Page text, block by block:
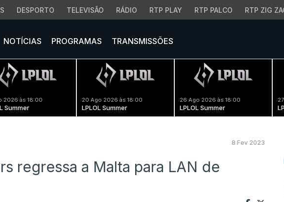
DESPORTO TELEVISÃO RÁDIO RTP PLAY RTP PALCO RTP ZIG
NOTÍCIAS PROGRAMAS TRANSMISSÕES
2026 às 18:00
Summer
20 Ago 2026 às 18:00
LPLOL Summer
26 Ago 2026 às 18:00
LPLOL Summer
8 Fev 2023
regressa a Malta para LAN de